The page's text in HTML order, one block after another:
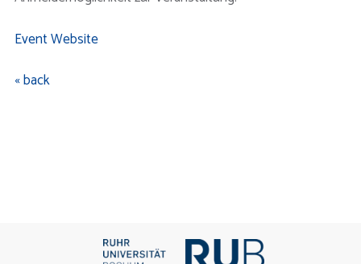
Event Website
« back